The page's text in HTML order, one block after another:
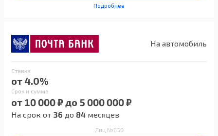
Подробнее
На автомобиль
Ставка
от 4.0%
Срок и сумма
от 10 000 ₽ до 5 000 000 ₽
На срок от 36 до 84 месяцев
Лиц №650